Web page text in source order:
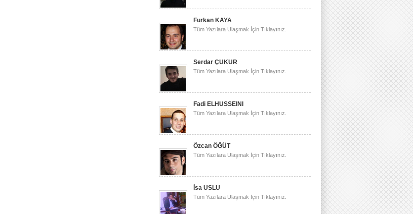
Furkan KAYA
Tüm Yazılara Ulaşmak İçin Tıklayınız.
Serdar ÇUKUR
Tüm Yazılara Ulaşmak İçin Tıklayınız.
Fadi ELHUSSEINI
Tüm Yazılara Ulaşmak İçin Tıklayınız.
Özcan ÖĞÜT
Tüm Yazılara Ulaşmak İçin Tıklayınız.
İsa USLU
Tüm Yazılara Ulaşmak İçin Tıklayınız.